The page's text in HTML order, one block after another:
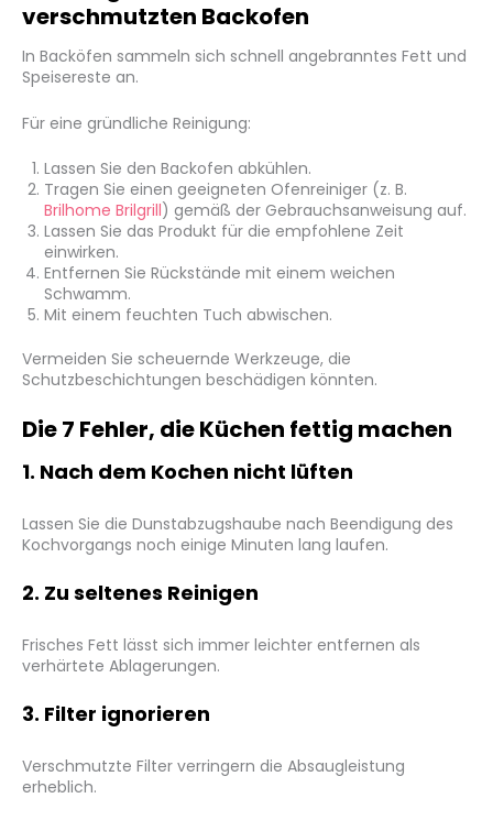
verschmutzten Backofen
In Backöfen sammeln sich schnell angebranntes Fett und
Speisereste an.
Für eine gründliche Reinigung:
Lassen Sie den Backofen abkühlen.
Tragen Sie einen geeigneten Ofenreiniger (z. B.
Brilhome Brilgrill) gemäß der Gebrauchsanweisung auf.
Lassen Sie das Produkt für die empfohlene Zeit
einwirken.
Entfernen Sie Rückstände mit einem weichen
Schwamm.
Mit einem feuchten Tuch abwischen.
Vermeiden Sie scheuernde Werkzeuge, die
Schutzbeschichtungen beschädigen könnten.
Die 7 Fehler, die Küchen fettig machen
1. Nach dem Kochen nicht lüften
Lassen Sie die Dunstabzugshaube nach Beendigung des
Kochvorgangs noch einige Minuten lang laufen.
2. Zu seltenes Reinigen
Frisches Fett lässt sich immer leichter entfernen als
verhärtete Ablagerungen.
3. Filter ignorieren
Verschmutzte Filter verringern die Absaugleistung
erheblich.